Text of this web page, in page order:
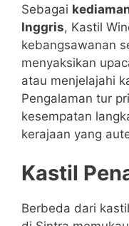
Sebagai
Inggris, Kastil
kebangsawanan
menyaksikan
atau menjelajahi
Pengalaman tur
kesempatan
kerajaan yang
Kastil
Berbeda dari